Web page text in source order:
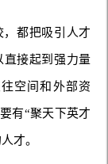
都把吸引人才
直接起到强力量
空间和外部资
有“聚天下英才
才。